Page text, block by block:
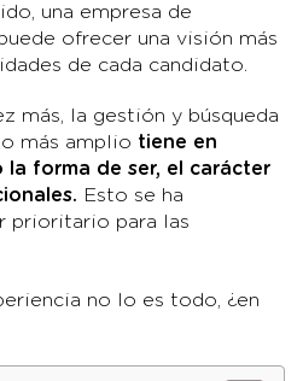
una empresa de
ofrecer una visión más
de cada candidato.
más, la gestión y búsqueda
más amplio tiene en
forma de ser, el carácter
Esto se ha
prioritario para las
no lo es todo, ¿en